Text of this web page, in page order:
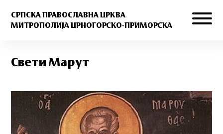
СРПСКА ПРАВОСЛАВНА ЦРКВА
МИТРОПОЛИЈА ЦРНОГОРСКО-ПРИМОРСКА
Свети Марут